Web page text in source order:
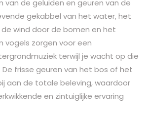
de geluiden en geuren van de
gekabbel van het water, het
wind door de bomen en het
vogels zorgen voor een
terwijl je wacht op die
frisse geuren van het bos of het
aan de totale beleving, waardoor
en zintuiglijke ervaring